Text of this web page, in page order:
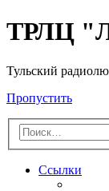
ТРЛЦ
Тульский
Пропустить
Ссылки